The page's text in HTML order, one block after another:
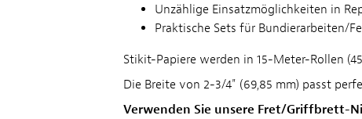
Unzählige Einsatzmöglichkeiten in
Praktische Sets für Bundierarbeiten/
Stikit-Papiere werden in 15-Meter-Rollen
Die Breite von 2-3/4" (69,85 mm) passt
Verwenden Sie unsere Fret/Griffbrett-